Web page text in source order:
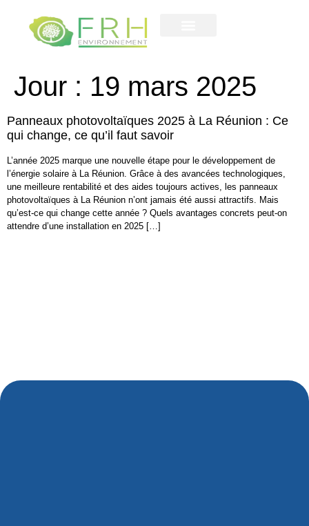
Jour : 19 mars 2025
Panneaux photovoltaïques 2025 à La Réunion : Ce
qui change, ce qu’il faut savoir
L’année 2025 marque une nouvelle étape pour le développement de
l’énergie solaire à La Réunion. Grâce à des avancées technologiques,
une meilleure rentabilité et des aides toujours actives, les panneaux
photovoltaïques à La Réunion n’ont jamais été aussi attractifs. Mais
qu’est-ce qui change cette année ? Quels avantages concrets peut-on
attendre d’une installation en 2025 […]